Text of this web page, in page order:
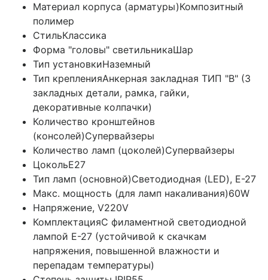
Материал корпуса (арматуры)Композитный
полимер
СтильКлассика
Форма "головы" светильникаШар
Тип установкиНаземный
Тип крепленияАнкерная закладная ТИП "B" (3
закладных детали, рамка, гайки,
декоративные колпачки)
Количество кронштейнов
(консолей)Супервайзеры
Количество ламп (цоколей)Супервайзеры
ЦокольE27
Тип ламп (основной)Светодиодная (LED), Е-27
Макс. мощность (для ламп накаливания)60W
Напряжение, V220V
КомплектацияС филаментной светодиодной
лампой E-27 (устойчивой к скачкам
напряжения, повышенной влажности и
перепадам температуры)